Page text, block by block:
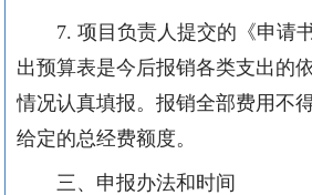
7. 项目负责人提交的《申请
出预算表是今后报销各类支出的
情况认真填报。报销全部费用不
给定的总经费额度。
三、申报办法和时间